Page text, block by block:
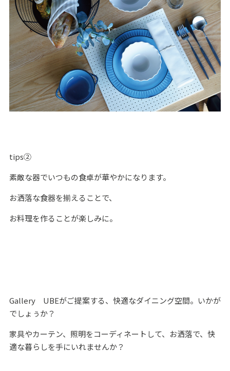
tips②
素敵な器でいつもの食卓が華やかになります。
お洒落な食器を揃えることで、
お料理を作ることが楽しみに。
Gallery UBEがご提案する、快適なダイニング空間。いかが
でしょぅか？
家具やカーテン、照明をコーディネートして、お洒落で、快
適な暮らしを手にいれませんか？